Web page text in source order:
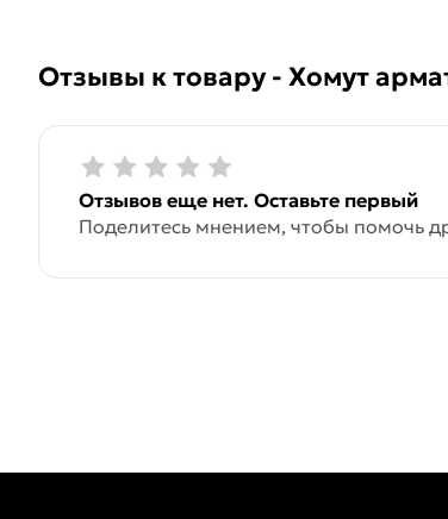
Отзывы к товару - Хомут
Отзывов еще нет. Оставьте первый
Поделитесь мнением, чтобы помочь